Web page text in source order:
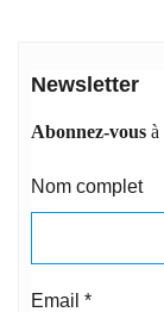
Newsletter
Abonnez-vous à
Nom complet
Email *